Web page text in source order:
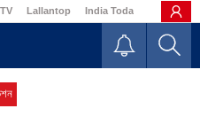
Lallantop India Today Business